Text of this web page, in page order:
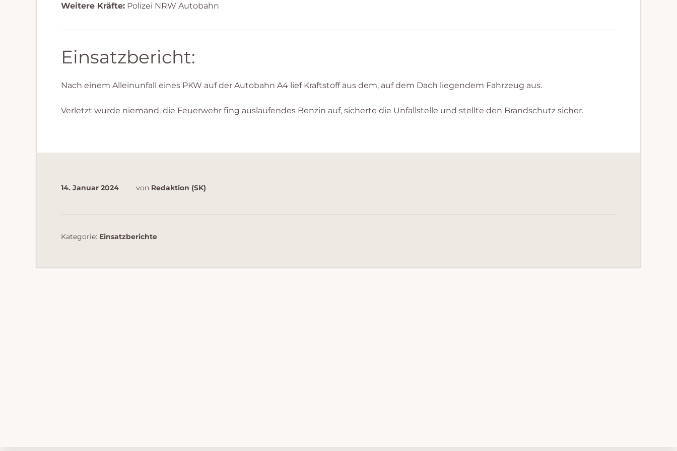
Weitere Kräfte: Polizei NRW Autobahn
Einsatzbericht:
Nach einem Alleinunfall eines PKW auf der Autobahn A4 lief Kraftstoff aus dem, auf dem Dach liegendem Fahrzeug aus.
Verletzt wurde niemand, die Feuerwehr fing auslaufendes Benzin auf, sicherte die Unfallstelle und stellte den Brandschutz sicher.
14. Januar 2024 von Redaktion (SK)
Kategorie: Einsatzberichte